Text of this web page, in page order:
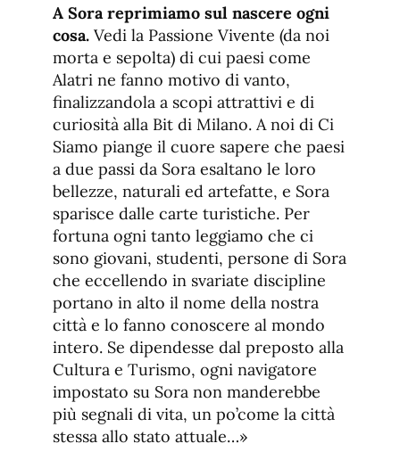
A Sora reprimiamo sul nascere ogni
cosa. Vedi la Passione Vivente (da noi
morta e sepolta) di cui paesi come
Alatri ne fanno motivo di vanto,
finalizzandola a scopi attrattivi e di
curiosità alla Bit di Milano. A noi di Ci
Siamo piange il cuore sapere che paesi
a due passi da Sora esaltano le loro
bellezze, naturali ed artefatte, e Sora
sparisce dalle carte turistiche. Per
fortuna ogni tanto leggiamo che ci
sono giovani, studenti, persone di Sora
che eccellendo in svariate discipline
portano in alto il nome della nostra
città e lo fanno conoscere al mondo
intero. Se dipendesse dal preposto alla
Cultura e Turismo, ogni navigatore
impostato su Sora non manderebbe
più segnali di vita, un po’come la città
stessa allo stato attuale…»